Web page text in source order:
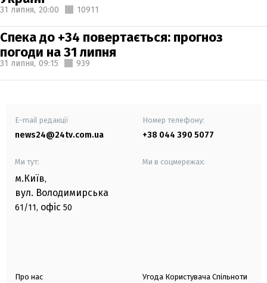
31 липня, 20:00 10911
Спека до +34 повертається: прогноз
погоди на 31 липня
31 липня, 09:15 939
E-mail редакції
news24@24tv.com.ua
Номер телефону:
+38 044 390 5077
Ми тут:
м.Київ,
вул. Володимирська
61/11, офіс 50
Ми в соцмережах:
Про нас Угода Користувача Спільноти